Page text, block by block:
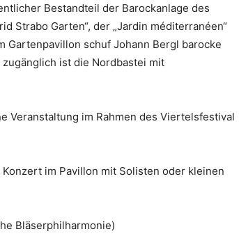
Bestandteil der Barockanlage des
Strabo Garten“, der „Jardin méditerranéen“
Gartenpavillon schuf Johann Bergl barocke
ist die Nordbastei mit
Veranstaltung im Rahmen des Viertelsfestival
Konzert im Pavillon mit Solisten oder kleinen
Bläserphilharmonie)